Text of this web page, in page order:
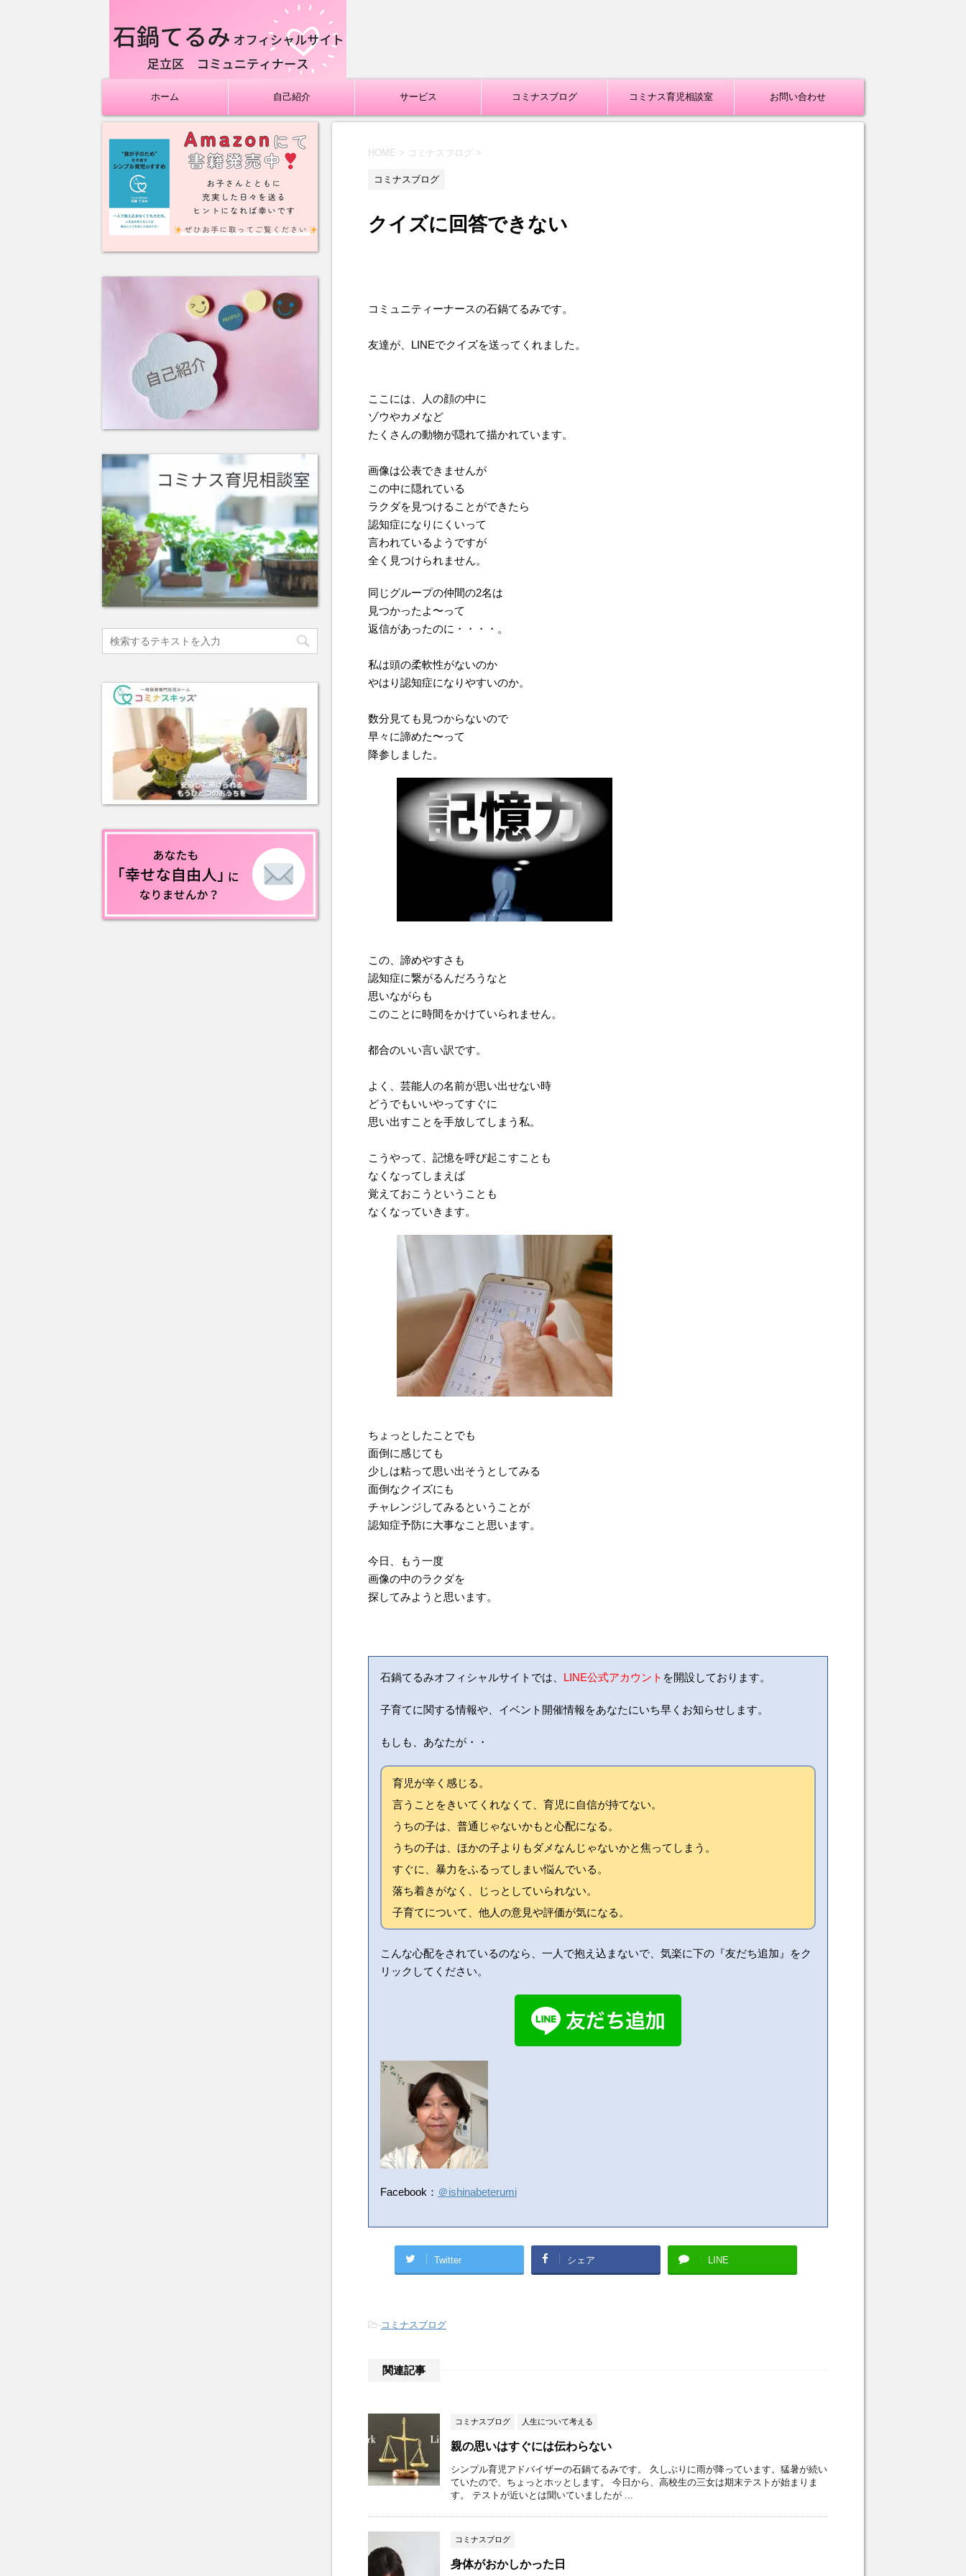
ホーム 自己紹介 サービス コミナスブログ コミナス育児相談室 お問い合わせ
HOME > コミナスブログ >
コミナスブログ
クイズに回答できない
コミュニティーナースの石鍋てるみです。
友達が、LINEでクイズを送ってくれました。
ここには、人の顔の中に
ゾウやカメなど
たくさんの動物が隠れて描かれています。
画像は公表できませんが
この中に隠れている
ラクダを見つけることができたら
認知症になりにくいって
言われているようですが
全く見つけられません。
同じグループの仲間の2名は
見つかったよ〜って
返信があったのに・・・・。
私は頭の柔軟性がないのか
やはり認知症になりやすいのか。
数分見ても見つからないので
早々に諦めた〜って
降参しました。
この、諦めやすさも
認知症に繋がるんだろうなと
思いながらも
このことに時間をかけていられません。
都合のいい言い訳です。
よく、芸能人の名前が思い出せない時
どうでもいいやってすぐに
思い出すことを手放してしまう私。
こうやって、記憶を呼び起こすことも
なくなってしまえば
覚えておこうということも
なくなっていきます。
ちょっとしたことでも
面倒に感じても
少しは粘って思い出そうとしてみる
面倒なクイズにも
チャレンジしてみるということが
認知症予防に大事なこと思います。
今日、もう一度
画像の中のラクダを
探してみようと思います。
石鍋てるみオフィシャルサイトでは、 LINE公式アカウント を開設しております。
子育てに関する情報や、イベント開催情報をあなたにいち早くお知らせします。
もしも、あなたが・・
育児が辛く感じる。
言うことをきいてくれなくて、育児に自信が持てない。
うちの子は、普通じゃないかもと心配になる。
うちの子は、ほかの子よりもダメなんじゃないかと焦ってしまう。
すぐに、暴力をふるってしまい悩んでいる。
落ち着きがなく、じっとしていられない。
子育てについて、他人の意見や評価が気になる。
こんな心配をされているのなら、一人で抱え込まないで、気楽に下の『友だち追加』をク
リックしてください。
Facebook： ＠ishinabeterumi
Twitter シェア LINE
-コミナスブログ
関連記事
コミナスブログ 人生について考える
親の思いはすぐには伝わらない
シンプル育児アドバイザーの石鍋てるみです。 久しぶりに雨が降っています。猛暑が続い
ていたので、ちょっとホッとします。 今日から、高校生の三女は期末テストが始まりま
す。 テストが近いとは聞いていましたが ...
コミナスブログ
身体がおかしかった日